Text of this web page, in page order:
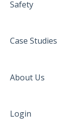
Safety
Case Studies
About Us
Login